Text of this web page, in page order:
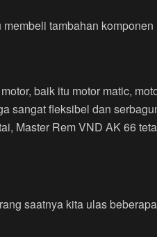
tambahan komponen
baik itu motor matic,
sangat fleksibel dan
Master Rem VND AK 66
saatnya kita ulas